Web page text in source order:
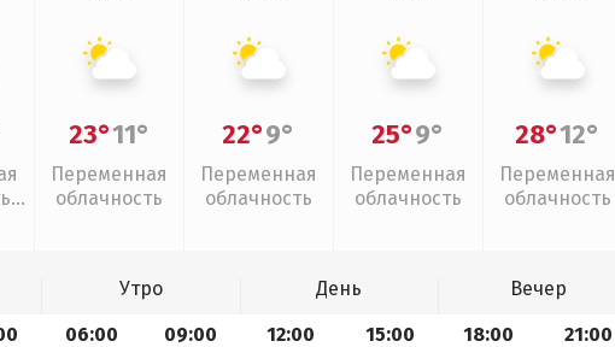
23°11°
Переменная
облачность
22°9°
Переменная
облачность
25°9°
Переменная
облачность
28°12°
Переменная
облачность
Утро День
Вечер
06:00 09:00 12:00 15:00 18:00 21:00